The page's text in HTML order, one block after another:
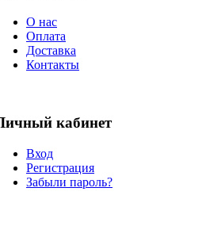
О нас
Оплата
Доставка
Контакты
кабинет
Вход
Регистрация
Забыли пароль?